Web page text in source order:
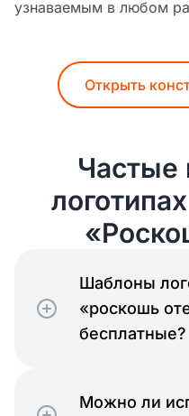
узнаваемым в любом
Открыть
Частые
Шаблоны
«роскошь
бесплатные?
Можно ли